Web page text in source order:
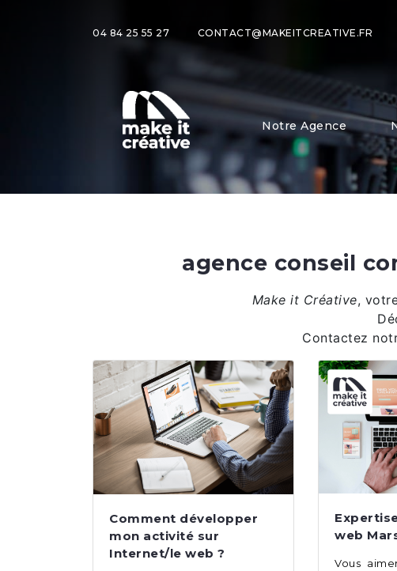
04 84 25 55 27 CONTACT@MAKEITCREATIVE.FR
Notre Agence
agence conseil
Make it Créative,
Contactez
Comment développer
mon activité sur
Internet/le web ?
web
Vous